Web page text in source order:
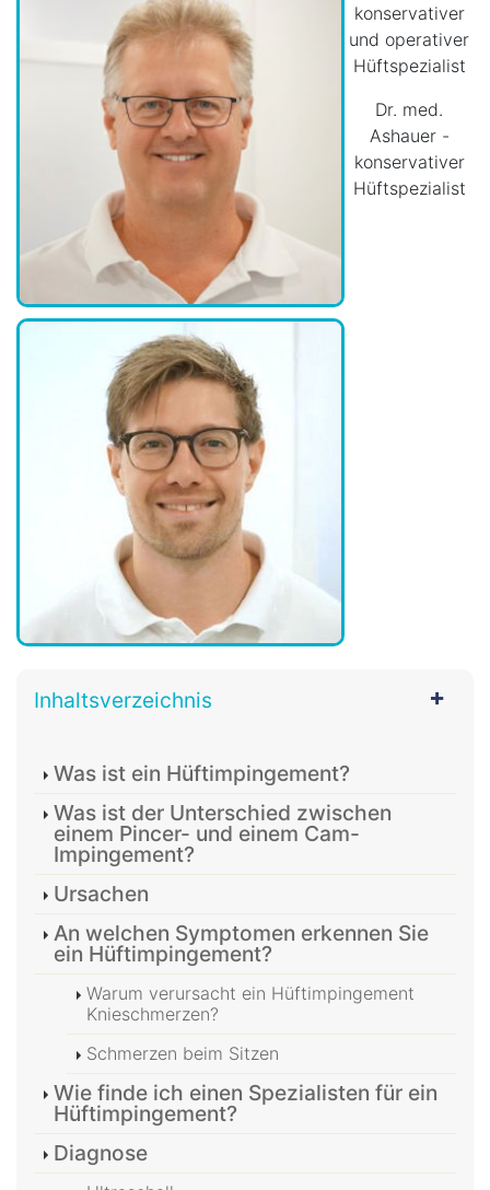
konservativer
und operativer
Hüftspezialist
Dr. med.
Ashauer -
konservativer
Hüftspezialist
Inhaltsverzeichnis
Was ist ein Hüftimpingement?
Was ist der Unterschied zwischen
einem Pincer- und einem Cam-
Impingement?
Ursachen
An welchen Symptomen erkennen Sie
ein Hüftimpingement?
Warum verursacht ein Hüftimpingement
Knieschmerzen?
Schmerzen beim Sitzen
Wie finde ich einen Spezialisten für ein
Hüftimpingement?
Diagnose